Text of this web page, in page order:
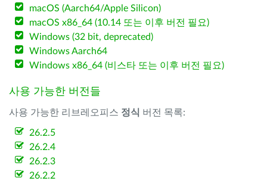
macOS (Aarch64/Apple Silicon)
macOS x86_64 (10.14 또는 이후 버전 필요)
Windows (32 bit, deprecated)
Windows Aarch64
Windows x86_64 (비스타 또는 이후 버전 필요)
사용 가능한 버전들
사용 가능한 리브레오피스 정식 버전 목록:
26.2.5
26.2.4
26.2.3
26.2.2